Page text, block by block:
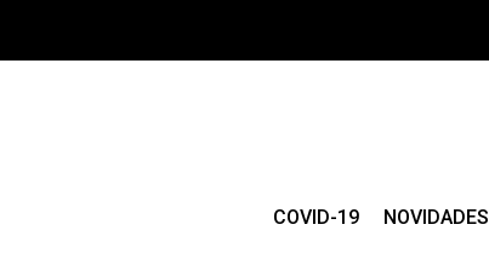
COVID-19 NOVIDADES